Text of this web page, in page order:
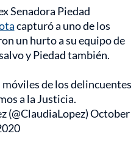
Senadora Piedad
capturó a uno de los
un hurto a su equipo de
y Piedad también.
de los delincuentes
a la Justicia.
(@ClaudiaLopez)October